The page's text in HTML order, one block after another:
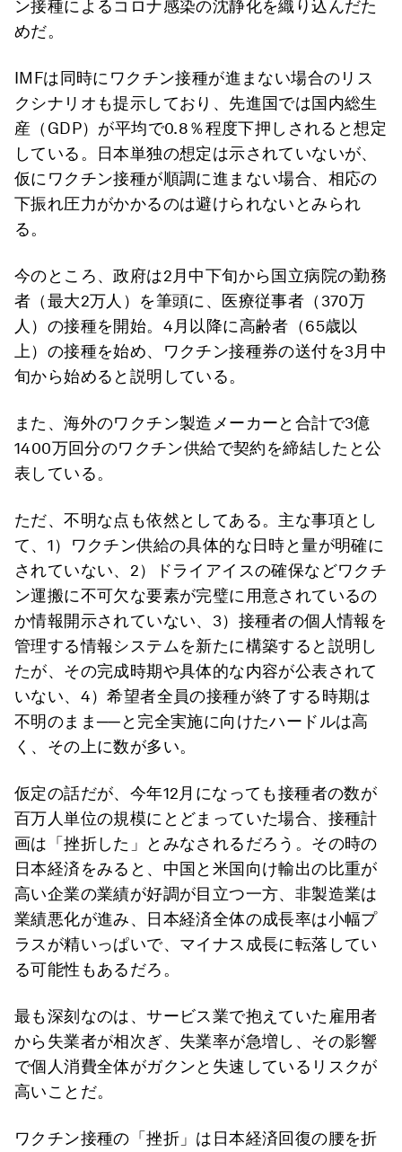
ン接種によるコロナ感染の沈静化を織り込んだた
めだ。
IMFは同時にワクチン接種が進まない場合のリス
クシナリオも提示しており、先進国では国内総生
産（GDP）が平均で0.8％程度下押しされると想定
している。日本単独の想定は示されていないが、
仮にワクチン接種が順調に進まない場合、相応の
下振れ圧力がかかるのは避けられないとみられ
る。
今のところ、政府は2月中下旬から国立病院の勤務
者（最大2万人）を筆頭に、医療従事者（370万
人）の接種を開始。4月以降に高齢者（65歳以
上）の接種を始め、ワクチン接種券の送付を3月中
旬から始めると説明している。
また、海外のワクチン製造メーカーと合計で3億
1400万回分のワクチン供給で契約を締結したと公
表している。
ただ、不明な点も依然としてある。主な事項とし
て、1）ワクチン供給の具体的な日時と量が明確に
されていない、2）ドライアイスの確保などワクチ
ン運搬に不可欠な要素が完璧に用意されているの
か情報開示されていない、3）接種者の個人情報を
管理する情報システムを新たに構築すると説明し
たが、その完成時期や具体的な内容が公表されて
いない、4）希望者全員の接種が終了する時期は
不明のまま──と完全実施に向けたハードルは高
く、その上に数が多い。
仮定の話だが、今年12月になっても接種者の数が
百万人単位の規模にとどまっていた場合、接種計
画は「挫折した」とみなされるだろう。その時の
日本経済をみると、中国と米国向け輸出の比重が
高い企業の業績が好調が目立つ一方、非製造業は
業績悪化が進み、日本経済全体の成長率は小幅プ
ラスが精いっぱいで、マイナス成長に転落してい
る可能性もあるだろ。
最も深刻なのは、サービス業で抱えていた雇用者
から失業者が相次ぎ、失業率が急増し、その影響
で個人消費全体がガクンと失速しているリスクが
高いことだ。
ワクチン接種の「挫折」は日本経済回復の腰を折